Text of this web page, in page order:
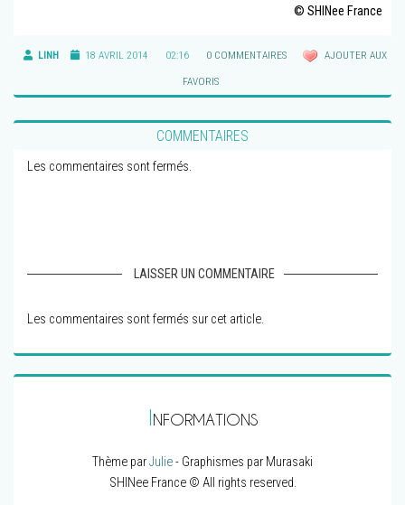
© SHINee France
LINH 18 AVRIL 2014 02:16 0 COMMENTAIRES AJOUTER AUX
FAVORIS
COMMENTAIRES
Les commentaires sont fermés.
LAISSER UN COMMENTAIRE
Les commentaires sont fermés sur cet article.
NFORMATIONS
Thème parJulie- Graphismes par Murasaki
SHINee France © All rights reserved.